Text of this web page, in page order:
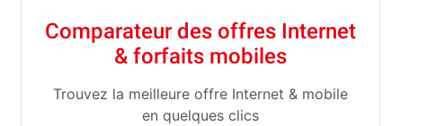
Comparateur des offres Internet
& forfaits mobiles
Trouvez la meilleure offre Internet & mobile
en quelques clics